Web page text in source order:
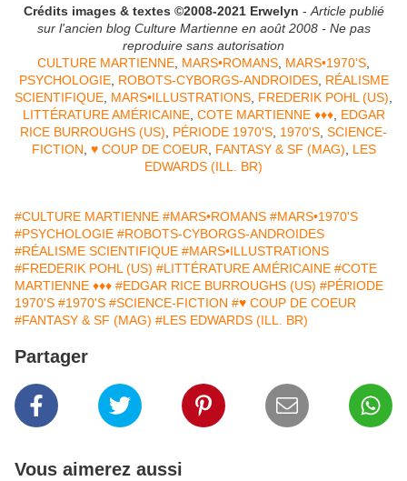
Crédits images & textes ©2008-2021 Erwelyn - Article publié
sur l'ancien blog Culture Martienne en août 2008 - Ne pas
reproduire sans autorisation
CULTURE MARTIENNE MARS•ROMANS MARS•1970'S
PSYCHOLOGIE, ROBOTS-CYBORGS-ANDROIDES, RÉALISME
SCIENTIFIQUE MARS•ILLUSTRATIONS FREDERIK POHL (US)
LITTÉRATURE AMÉRICAINE, COTE MARTIENNE ♦♦♦, EDGAR
RICE BURROUGHS (US)
PÉRIODE 1970'S 1970'S SCIENCE-
FICTION ♥ COUP DE COEUR FANTASY & SF (MAG)
LES
EDWARDS (ILL. BR)
#CULTURE MARTIENNE #MARS•ROMANS #MARS•1970'S
#PSYCHOLOGIE #ROBOTS-CYBORGS-ANDROIDES
#RÉALISME SCIENTIFIQUE #MARS•ILLUSTRATIONS
#FREDERIK POHL (US) #LITTÉRATURE AMÉRICAINE #COTE
MARTIENNE ♦♦♦ #EDGAR RICE BURROUGHS (US) #PÉRIODE
1970'S #1970'S #SCIENCE-FICTION #♥ COUP DE COEUR
#FANTASY & SF (MAG) #LES EDWARDS (ILL. BR)
Partager
Vous aimerez aussi